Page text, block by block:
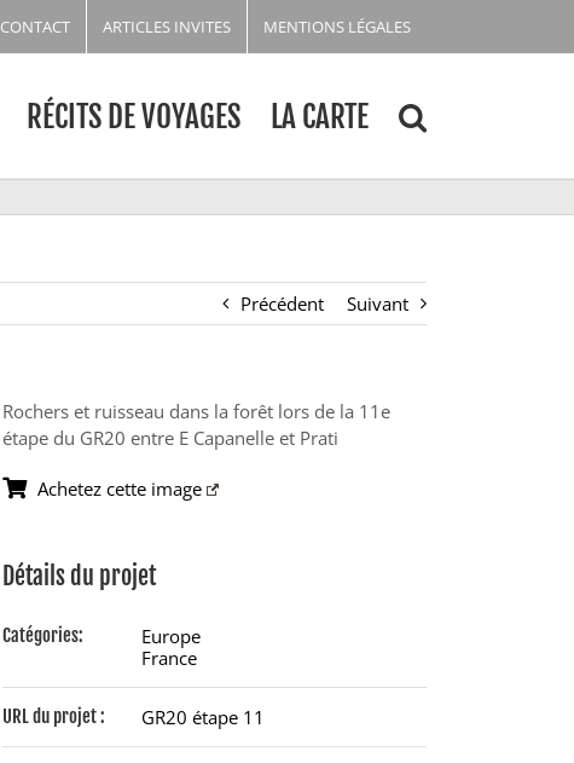
CONTACT ARTICLES INVITES MENTIONS LÉGALES
RÉCITS DE VOYAGES LA CARTE
Précédent Suivant
Rochers et ruisseau dans la forêt lors de la 11e
étape du GR20 entre E Capanelle et Prati
Achetez cette image
Détails du projet
Catégories:
Europe
France
URL du projet : GR20 étape 11